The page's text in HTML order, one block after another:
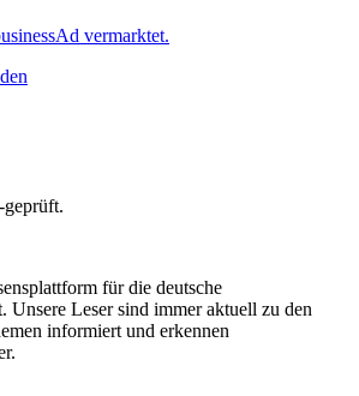
vermarktet.
für die deutsche
Unsere Leser sind immer aktuell zu den
informiert und erkennen